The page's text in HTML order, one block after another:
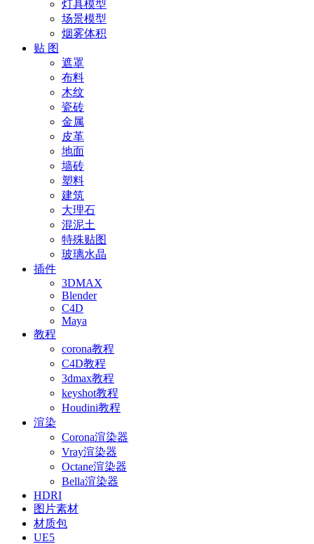
灯具模型
场景模型
烟雾体积
贴 图
遮罩
布料
木纹
瓷砖
金属
皮革
地面
墙砖
塑料
建筑
大理石
混泥土
特殊贴图
玻璃水晶
插件
3DMAX
Blender
C4D
Maya
教程
corona教程
C4D教程
3dmax教程
keyshot教程
Houdini教程
渲染
Corona渲染器
Vray渲染器
Octane渲染器
Bella渲染器
HDRI
图片素材
材质包
UE5